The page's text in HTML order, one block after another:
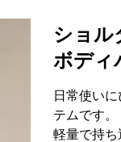
ショル
ボディ
日常使い
テムです。
軽量で持ち